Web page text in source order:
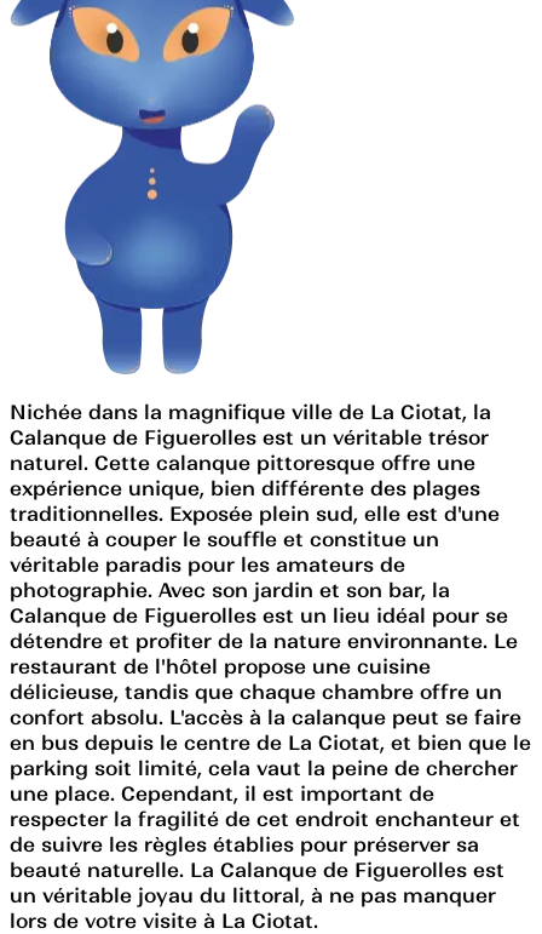
Nichée dans la magnifique ville de La Ciotat, la
Calanque de Figuerolles est un véritable trésor
naturel. Cette calanque pittoresque offre une
expérience unique, bien différente des plages
traditionnelles. Exposée plein sud, elle est d'une
beauté à couper le souffle et constitue un
véritable paradis pour les amateurs de
photographie. Avec son jardin et son bar, la
Calanque de Figuerolles est un lieu idéal pour se
détendre et profiter de la nature environnante. Le
restaurant de l'hôtel propose une cuisine
délicieuse, tandis que chaque chambre offre un
confort absolu. L'accès à la calanque peut se faire
en bus depuis le centre de La Ciotat, et bien que le
parking soit limité, cela vaut la peine de chercher
une place. Cependant, il est important de
respecter la fragilité de cet endroit enchanteur et
de suivre les règles établies pour préserver sa
beauté naturelle. La Calanque de Figuerolles est
un véritable joyau du littoral, à ne pas manquer
lors de votre visite à La Ciotat.